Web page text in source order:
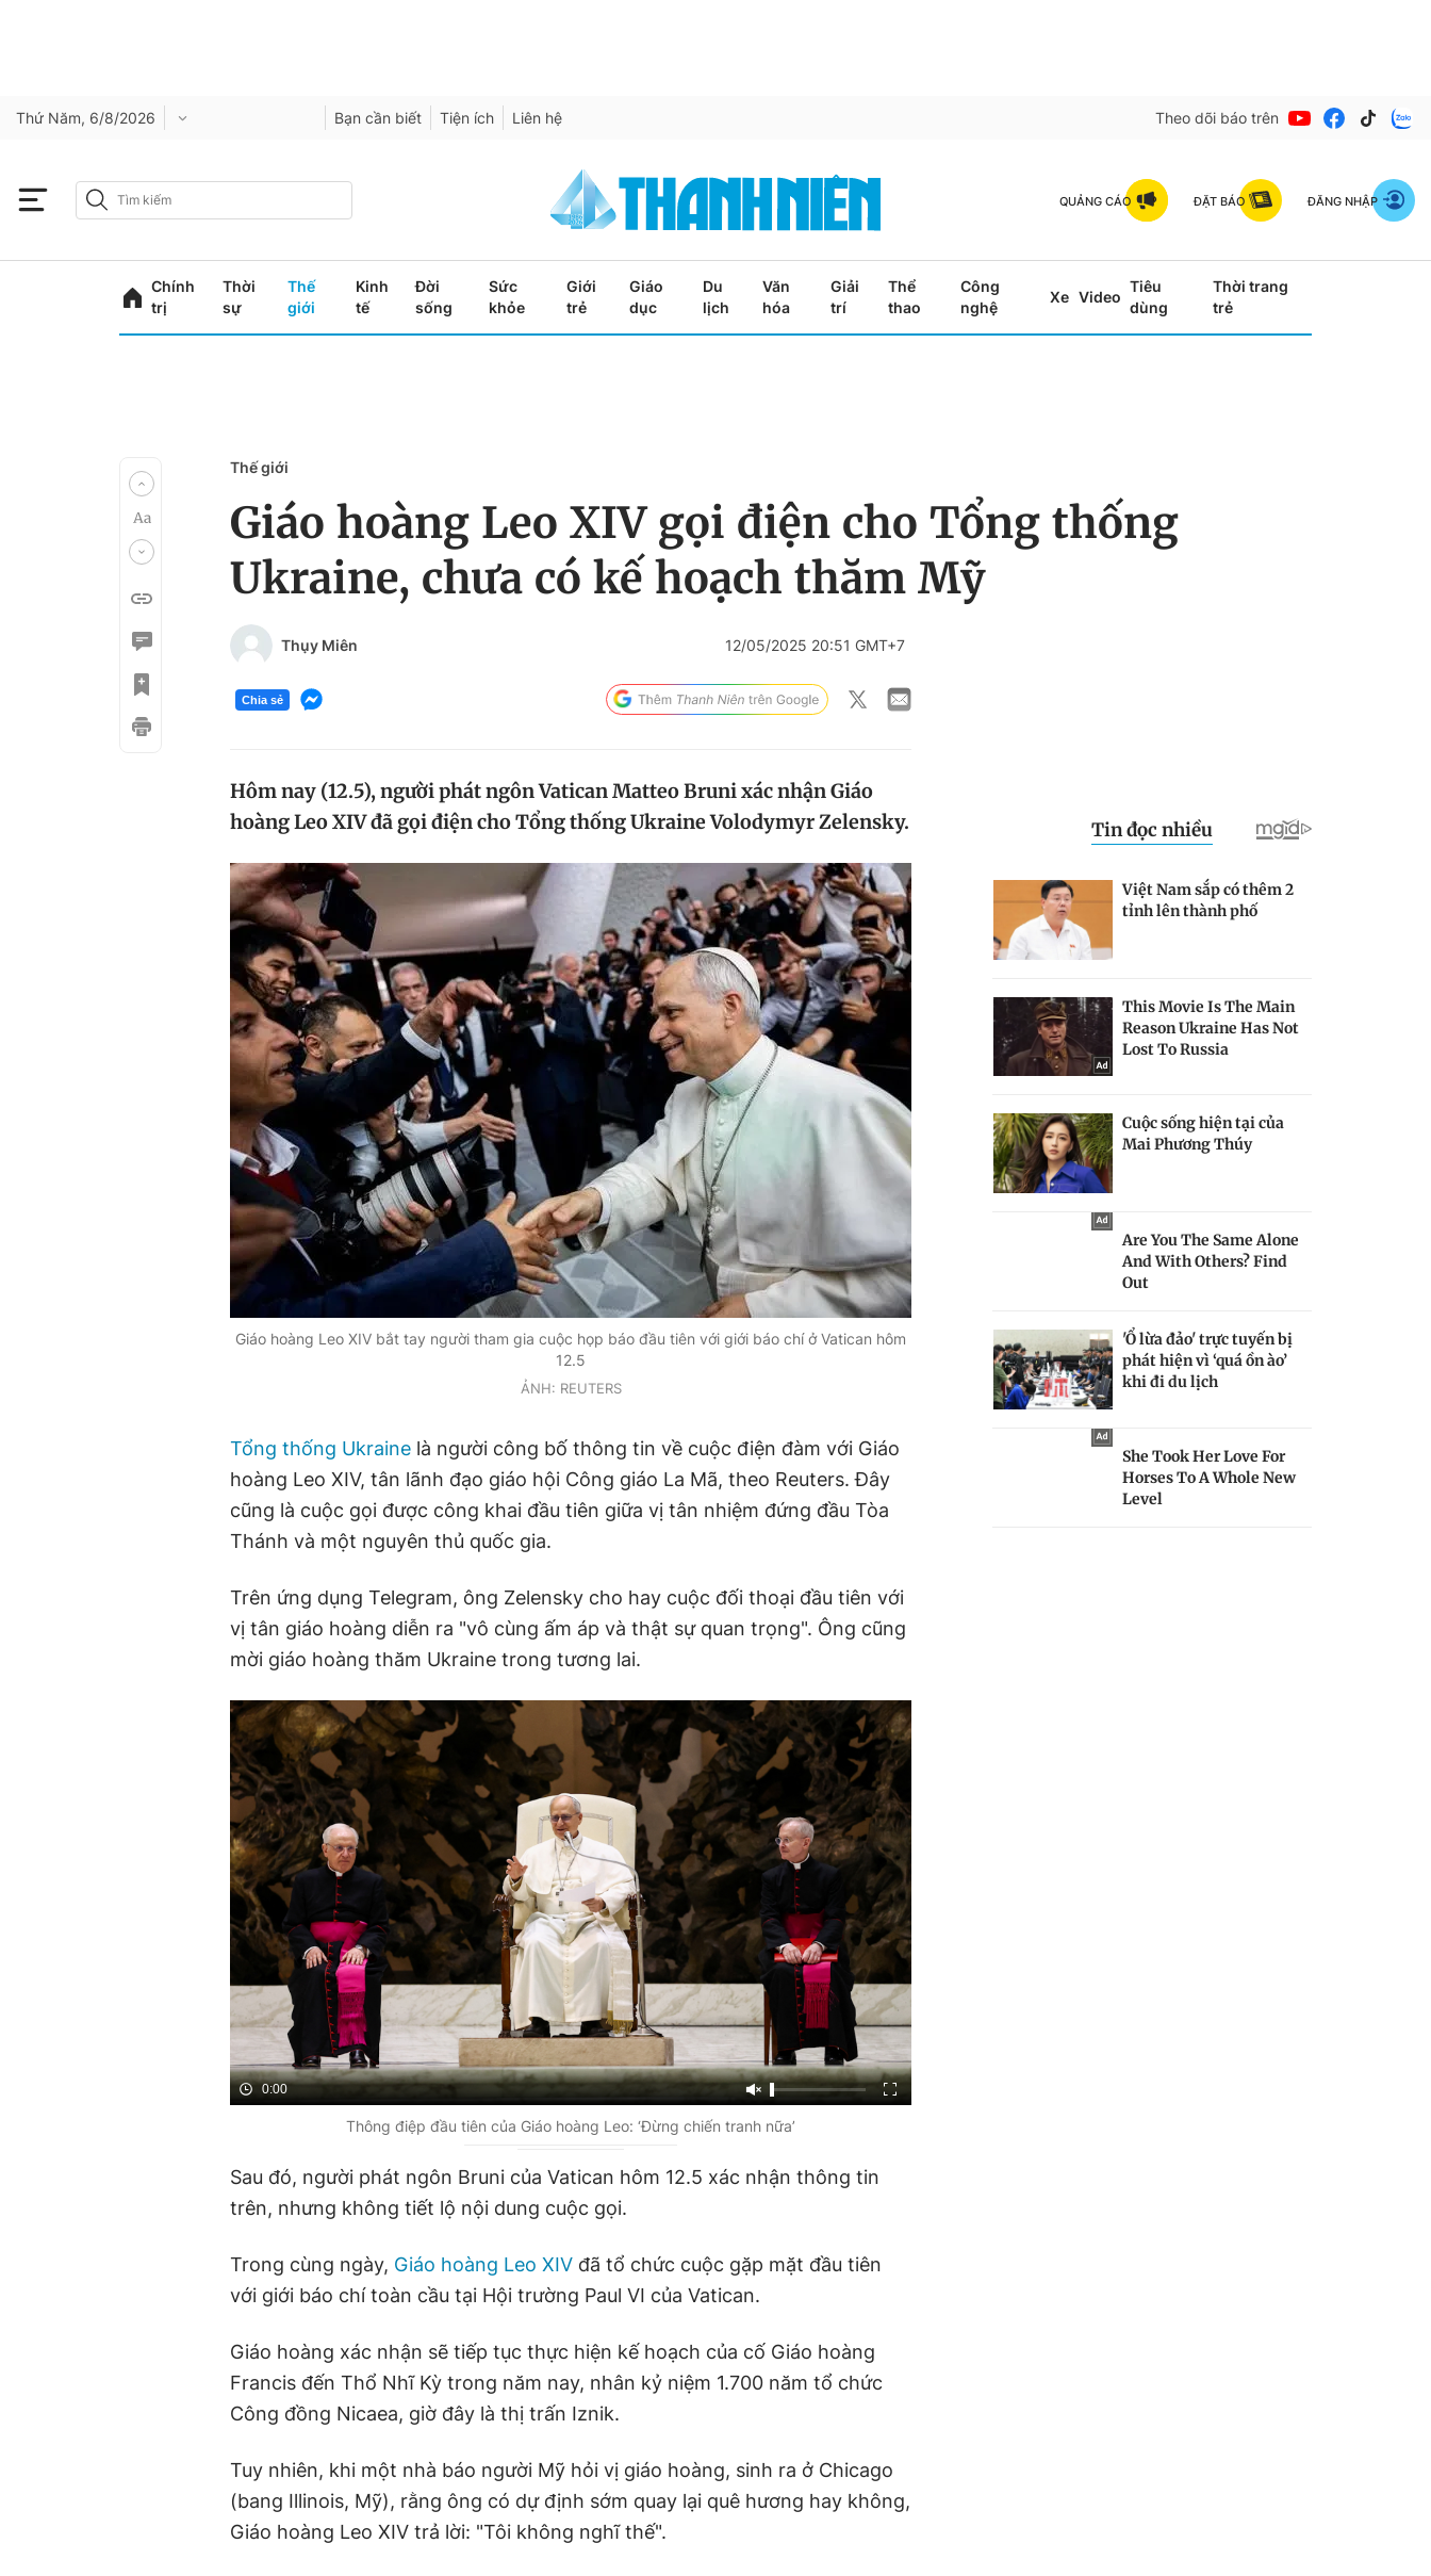
Thứ Năm, 6/8/2026 Bạn cần biết Tiện ích Liên hệ Theo dõi báo trên
QUẢNG CÁO ĐẶT BÁO ĐĂNG NHẬP
Chính
trị
Thời
sự
Thế
giới
Kinh
tế
Đời
sống
Sức
khỏe
Giới
trẻ
Giáo
dục
Du
lịch
Văn
hóa
Giải
trí
Thể
thao
Công
nghệ
Xe Video
Tiêu
dùng
Thời trang
trẻ
Thế giới
Giáo hoàng Leo XIV gọi điện cho Tổng thống
Ukraine, chưa có kế hoạch thăm Mỹ
Thụy Miên 12/05/2025 20:51 GMT+7
Chia sẻ
Hôm nay (12.5), người phát ngôn Vatican Matteo Bruni xác nhận Giáo
hoàng Leo XIV đã gọi điện cho Tổng thống Ukraine Volodymyr Zelensky.
Giáo hoàng Leo XIV bắt tay người tham gia cuộc họp báo đầu tiên với giới báo chí ở Vatican hôm
12.5
ẢNH: REUTERS
Tổng thống Ukraine là người công bố thông tin về cuộc điện đàm với Giáo
hoàng Leo XIV, tân lãnh đạo giáo hội Công giáo La Mã, theo Reuters. Đây
cũng là cuộc gọi được công khai đầu tiên giữa vị tân nhiệm đứng đầu Tòa
Thánh và một nguyên thủ quốc gia.
Trên ứng dụng Telegram, ông Zelensky cho hay cuộc đối thoại đầu tiên với
vị tân giáo hoàng diễn ra "vô cùng ấm áp và thật sự quan trọng". Ông cũng
mời giáo hoàng thăm Ukraine trong tương lai.
0:00
Thông điệp đầu tiên của Giáo hoàng Leo: ‘Đừng chiến tranh nữa’
Sau đó, người phát ngôn Bruni của Vatican hôm 12.5 xác nhận thông tin
trên, nhưng không tiết lộ nội dung cuộc gọi.
Trong cùng ngày, Giáo hoàng Leo XIV đã tổ chức cuộc gặp mặt đầu tiên
với giới báo chí toàn cầu tại Hội trường Paul VI của Vatican.
Giáo hoàng xác nhận sẽ tiếp tục thực hiện kế hoạch của cố Giáo hoàng
Francis đến Thổ Nhĩ Kỳ trong năm nay, nhân kỷ niệm 1.700 năm tổ chức
Công đồng Nicaea, giờ đây là thị trấn Iznik.
Tuy nhiên, khi một nhà báo người Mỹ hỏi vị giáo hoàng, sinh ra ở Chicago
(bang Illinois, Mỹ), rằng ông có dự định sớm quay lại quê hương hay không,
Giáo hoàng Leo XIV trả lời: "Tôi không nghĩ thế".